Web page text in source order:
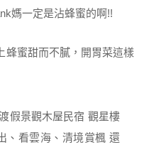
媽一定是沾蜂蜜的啊!!
蜂蜜甜而不膩，開胃菜這樣